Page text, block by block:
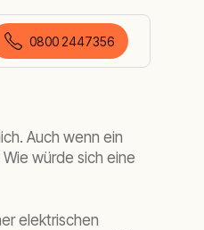
(Deutschland)
0800 2447356
Auch wenn ein
würde sich eine
elektrischen